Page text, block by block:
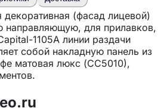
декоративная (фасад лицевой)
направляющую, для прилавков,
1105А линии раздачи
собой накладную панель из
матовая люкс (СС5010),